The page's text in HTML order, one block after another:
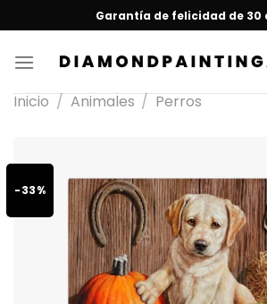
Garantía de felicidad de 30
Inicio / Animales / Perros
-33%